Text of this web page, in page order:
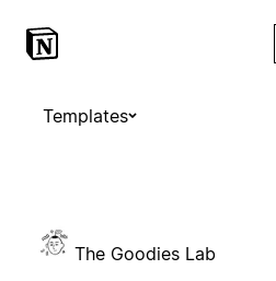
Templates
The Goodies Lab